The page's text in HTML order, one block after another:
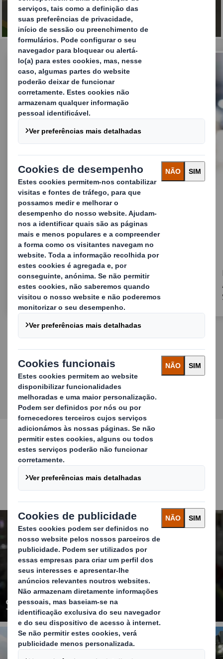
LEIA O NOSSO COMUNICADO
Ignacio Montfort irá liderar a nova etapa da DS
Smith como parte do grupo International Paper
em Espanha, Portugal e Marrocos
MAIS NOTÍCIAS
A nossa oferta
Redefinindo o Packaging para um Mundo em
Constante Mudança
Soluções de Packaging